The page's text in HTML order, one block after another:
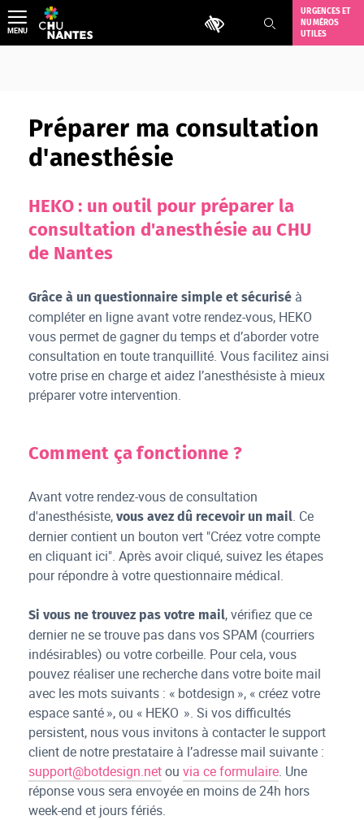
Aller
au
contenu
Outils d'accessibilité
URGENCES ET
NUMÉROS
UTILES
MENU
Préparer ma consultation
d'anesthésie
HEKO : un outil pour préparer la
consultation d'anesthésie au CHU
de Nantes
Grâce à un questionnaire simple et sécurisé à
compléter en ligne avant votre rendez-vous, HEKO
vous permet de gagner du temps et d’aborder votre
consultation en toute tranquillité. Vous facilitez ainsi
votre prise en charge et aidez l’anesthésiste à mieux
préparer votre intervention.
Comment ça fonctionne ?
Avant votre rendez-vous de consultation
d'anesthésiste,vous avez dû recevoir un mail. Ce
dernier contient un bouton vert "Créez votre compte
en cliquant ici". Après avoir cliqué, suivez les étapes
pour répondre à votre questionnaire médical.
Si vous ne trouvez pas votre mail, vérifiez que ce
dernier ne se trouve pas dans vos SPAM (courriers
indésirables) ou votre corbeille. Pour cela, vous
pouvez réaliser une recherche dans votre boite mail
avec les mots suivants : « botdesign », « créez votre
espace santé », ou « HEKO ». ‍Si vos difficultés
persistent, nous vous invitons à contacter le support
client de notre prestataire à l’adresse mail suivante :
support@botdesign.netouvia ce formulaire. Une
réponse vous sera envoyée en moins de 24h hors
week-end et jours fériés.